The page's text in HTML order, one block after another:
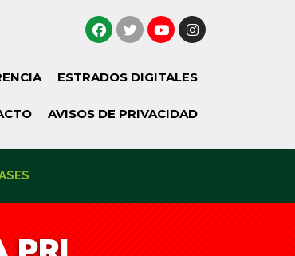
ESTRADOS DIGITALES
AVISOS DE PRIVACIDAD
PRI